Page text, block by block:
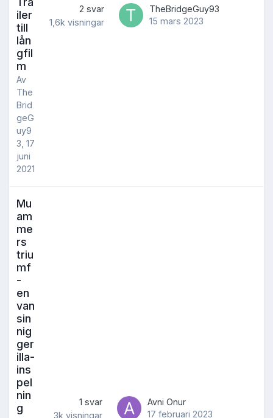
iler
till
lån
gfil
m
Av
The
Brid
geG
uy9
3, 17
juni
2021
2 svar
1,6k visningar
TheBridgeGuy93
15 mars 2023
Mu
am
me
rs
triu
mf
-
en
van
sin
nig
ger
illa-
ins
pel
nin
g
1 svar
3k visningar
Avni Onur
17 februari 2023